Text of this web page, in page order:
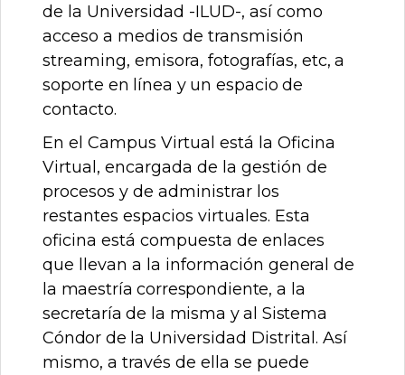
de la Universidad -ILUD-, así como
acceso a medios de transmisión
streaming, emisora, fotografías, etc, a
soporte en línea y un espacio de
contacto.
En el Campus Virtual está la Oficina
Virtual, encargada de la gestión de
procesos y de administrar los
restantes espacios virtuales. Esta
oficina está compuesta de enlaces
que llevan a la información general de
la maestría correspondiente, a la
secretaría de la misma y al Sistema
Cóndor de la Universidad Distrital. Así
mismo, a través de ella se puede